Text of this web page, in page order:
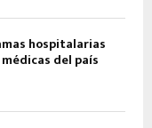
hospitalarias
del país